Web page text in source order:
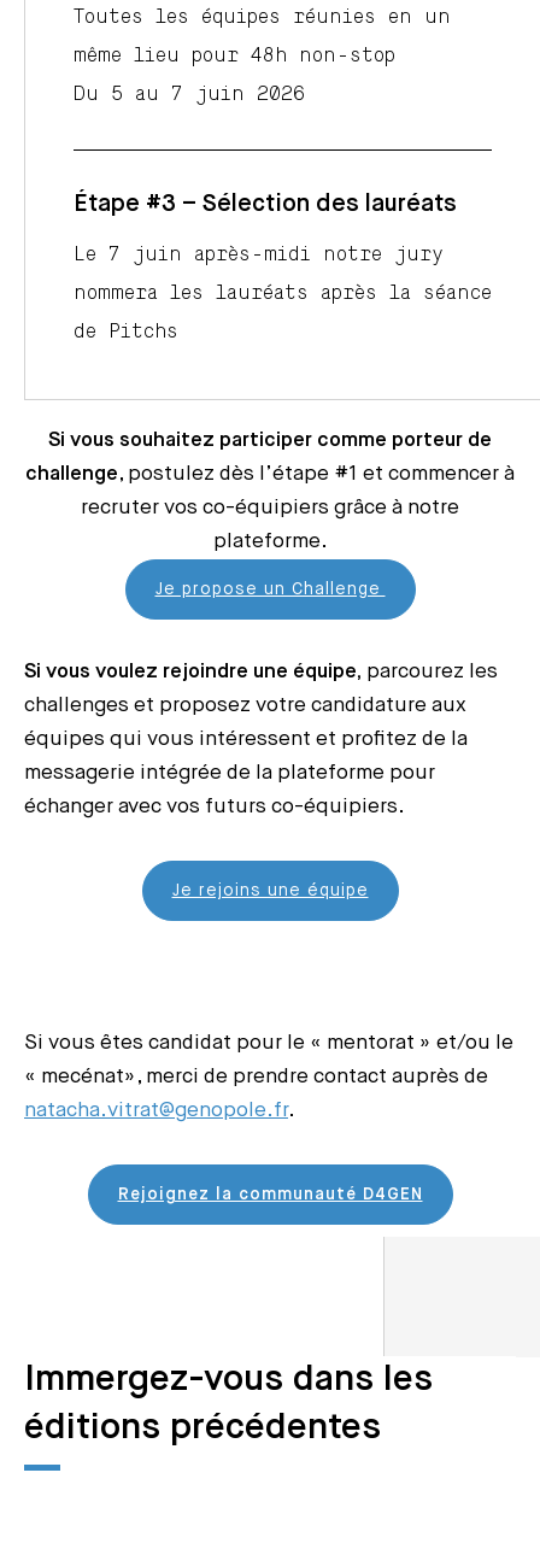
Toutes les équipes réunies en un
même lieu pour 48h non-stop
Du 5 au 7 juin 2026
Étape #3 – Sélection des lauréats
Le 7 juin après-midi notre jury
nommera les lauréats après la séance
de Pitchs
Si vous souhaitez participer comme porteur de
challenge, postulez dès l’étape #1 et commencer à
recruter vos co-équipiers grâce à notre
plateforme.
Je propose un Challenge
Si vous voulez rejoindre une équipe, parcourez les
challenges et proposez votre candidature aux
équipes qui vous intéressent et profitez de la
messagerie intégrée de la plateforme pour
échanger avec vos futurs co-équipiers.
Je rejoins une équipe
Si vous êtes candidat pour le « mentorat » et/ou le
« mecénat», merci de prendre contact auprès de
natacha.vitrat@genopole.fr.
Rejoignez la communauté D4GEN
Immergez-vous dans les
éditions précédentes